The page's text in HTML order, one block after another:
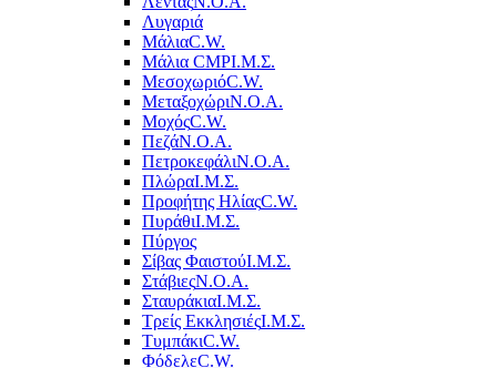
Λυγαριά
ΜάλιαC.W.
Μάλια CMPΙ.Μ.Σ.
ΜεσοχωριόC.W.
ΜεταξοχώριΝ.Ο.Α.
ΜοχόςC.W.
ΠεζάΝ.Ο.Α.
ΠετροκεφάλιΝ.Ο.Α.
ΠλώραΙ.Μ.Σ.
Προφήτης ΗλίαςC.W.
ΠυράθιΙ.Μ.Σ.
Πύργος
Σίβας ΦαιστούΙ.Μ.Σ.
ΣτάβιεςΝ.Ο.Α.
ΣταυράκιαΙ.Μ.Σ.
Τρείς ΕκκλησιέςΙ.Μ.Σ.
ΤυμπάκιC.W.
ΦόδελεC.W.